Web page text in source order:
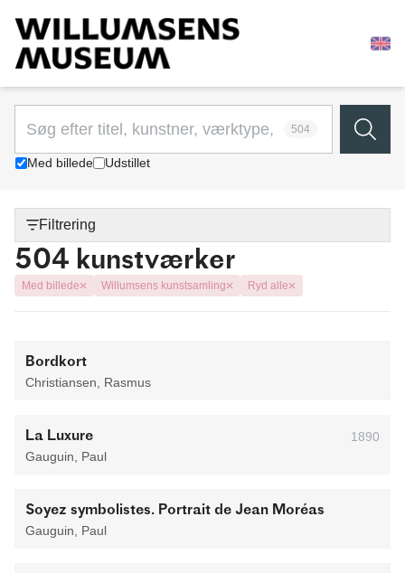
504
Med billede Udstillet
Filtrering
504 kunstværker
Med billede Willumsens kunstsamling Ryd alle
Bordkort
Christiansen, Rasmus
La Luxure
1890
Gauguin, Paul
Soyez symbolistes. Portrait de Jean Moréas
Gauguin, Paul